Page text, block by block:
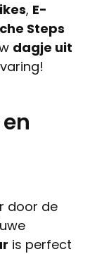
, E-
Steps
dagje uit
door de
is perfect